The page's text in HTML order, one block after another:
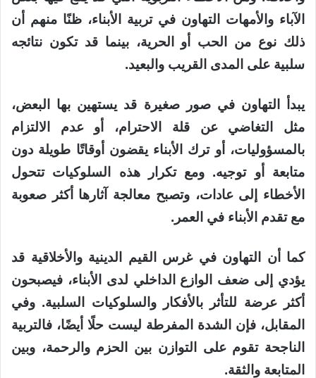
الآباء والأمهات التهاون في تربية الأبناء، ظنًا منهم أن
ذلك نوع من الحب أو الحرية، بينما قد تكون نتائجه
سلبية على المدى القريب والبعيد.
يبدأ التهاون في صور صغيرة قد يستهين بها البعض،
مثل التغاضي عن قلة الاحترام، أو عدم الالتزام
بالمسؤوليات، أو ترك الأبناء يقضون أوقاتًا طويلة دون
متابعة أو توجيه. ومع تكرار هذه السلوكيات تتحول
الأخطاء إلى عادات، وتصبح معالجة آثارها أكثر صعوبة
مع تقدم الأبناء في العمر.
كما أن التهاون في غرس القيم الدينية والأخلاقية قد
يؤدي إلى ضعف الوازع الداخلي لدى الأبناء، فيصبحون
أكثر عرضة للتأثر بالأفكار والسلوكيات السلبية. وفي
المقابل، فإن الشدة المفرطة ليست حلًا أيضًا، فالتربية
الناجحة تقوم على التوازن بين الحزم والرحمة، وبين
المتابعة والثقة.